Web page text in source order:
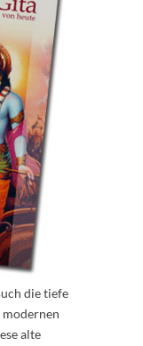
die tiefe
modernen
alte